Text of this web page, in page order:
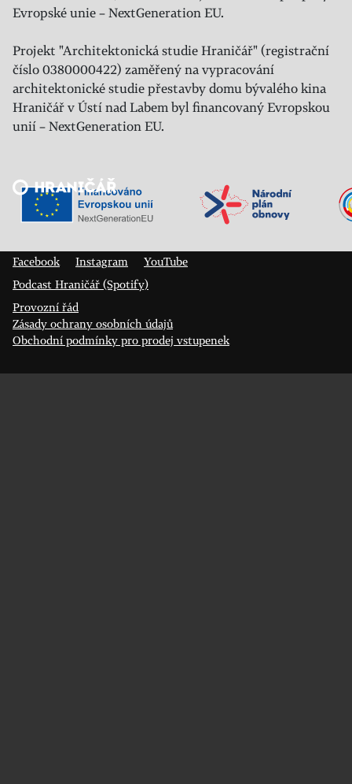
Evropské unie – NextGeneration EU.
Projekt "Architektonická studie Hraničář" (registrační
číslo 0380000422) zaměřený na vypracování
architektonické studie přestavby domu bývalého kina
Hraničář v Ústí nad Labem byl financovaný Evropskou
unií – NextGeneration EU.
Veřejný sál Hraničář, spolek
Facebook
Instagram
YouTube
Podcast Hraničář (Spotify)
Provozní řád
Zásady ochrany osobních údajů
Obchodní podmínky pro prodej vstupenek